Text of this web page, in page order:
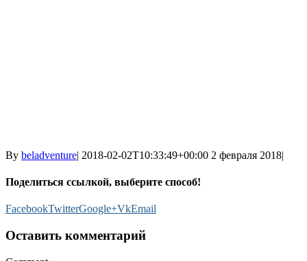
By beladventure| 2018-02-02T10:33:49+00:00 2 февраля 2018|
Поделиться ссылкой, выберите способ!
FacebookTwitterGoogle+VkEmail
Оставить комментарий